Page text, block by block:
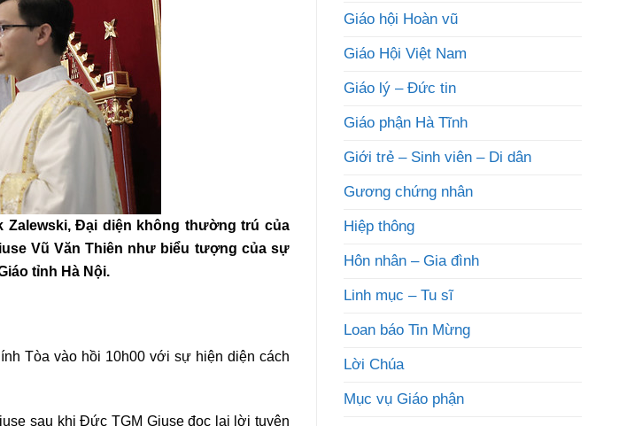
Zalewski, Đại diện không thường trú của
Vũ Văn Thiên như biểu tượng của sự
tỉnh Hà Nội.
Tòa vào hồi 10h00 với sự hiện diện cách
sau khi Đức TGM Giuse đọc lại lời tuyên
Giáo hội Hoàn vũ
Giáo Hội Việt Nam
Giáo lý – Đức tin
Giáo phận Hà Tĩnh
Giới trẻ – Sinh viên – Di dân
Gương chứng nhân
Hiệp thông
Hôn nhân – Gia đình
Linh mục – Tu sĩ
Loan báo Tin Mừng
Lời Chúa
Mục vụ Giáo phận